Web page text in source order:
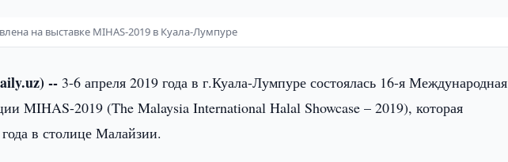
на выставке MIHAS-2019 в Куала-Лумпуре
-- 3-6 апреля 2019 года в г.Куала-Лумпуре состоялась 16-я Международная
MIHAS-2019 (The Malaysia International Halal Showcase – 2019), которая
в столице Малайзии.